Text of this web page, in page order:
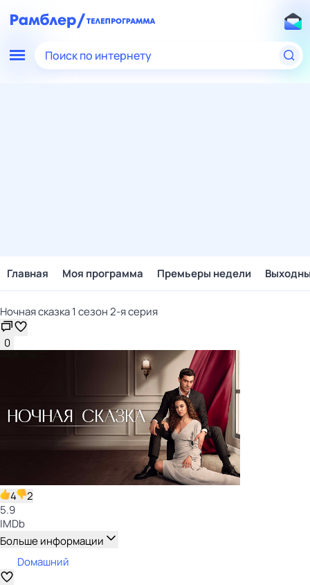
Поиск по интернету
Главная Моя программа Премьеры недели
Ночная сказка 1 сезон 2-я серия
0
4
2
5.9
IMDb
Больше информации
Dомашний